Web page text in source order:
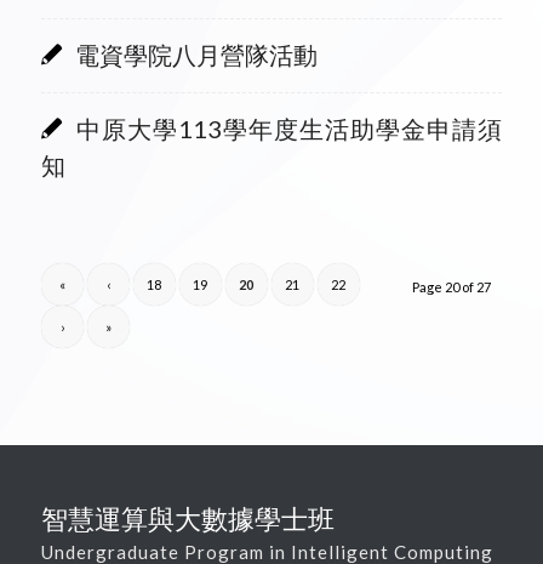
電資學院八月營隊活動
中原大學113學年度生活助學金申請須
知
Page 20 of 27
« ‹ 18 19 20 21 22
› »
智慧運算與大數據學士班
Undergraduate Program in Intelligent Computing